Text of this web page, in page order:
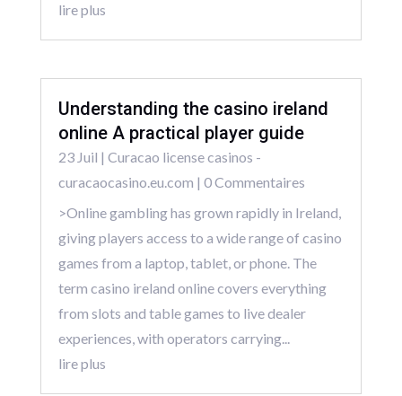
lire plus
Understanding the casino ireland
online A practical player guide
23 Juil | Curacao license casinos -
curacaocasino.eu.com | 0 Commentaires
>Online gambling has grown rapidly in Ireland,
giving players access to a wide range of casino
games from a laptop, tablet, or phone. The
term casino ireland online covers everything
from slots and table games to live dealer
experiences, with operators carrying...
lire plus